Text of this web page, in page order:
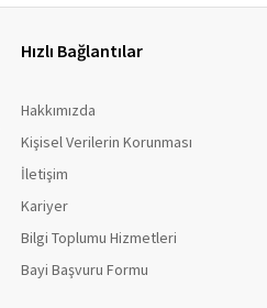
Hızlı Bağlantılar
Hakkımızda
Kişisel Verilerin Korunması
İletişim
Kariyer
Bilgi Toplumu Hizmetleri
Bayi Başvuru Formu